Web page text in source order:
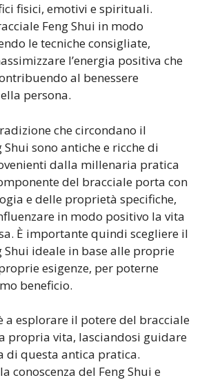
fisici, emotivi e spirituali.
Feng Shui in modo
le tecniche consigliate,
l’energia positiva che
al benessere
persona.
che circondano il
Shui sono antiche e ricche di
dalla millenaria pratica
del bracciale porta con
e delle proprietà specifiche,
in modo positivo la vita
È importante quindi scegliere il
Shui ideale in base alle proprie
esigenze, per poterne
beneficio.
a esplorare il potere del bracciale
propria vita, lasciandosi guidare
di questa antica pratica.
conoscenza del Feng Shui e